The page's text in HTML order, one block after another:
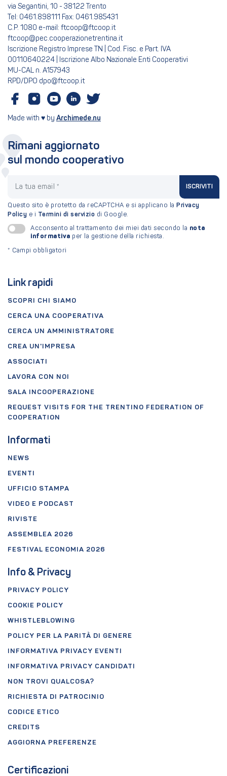
via Segantini, 10 - 38122 Trento
Tel: 0461.898111 Fax: 0461.985431
C.P. 1080 e-mail: ftcoop@ftcoop.it
ftcoop@pec.cooperazionetrentina.it
Iscrizione Registro Imprese TN | Cod. Fisc. e Part. IVA
00110640224 | Iscrizione Albo Nazionale Enti Cooperativi
MU-CAL n. A157943
RPD/DPO dpo@ftcoop.it
Made with ♥ by Archimede.nu
Link rapidi
SCOPRI CHI SIAMO
CERCA UNA COOPERATIVA
CERCA UN AMMINISTRATORE
CREA UN'IMPRESA
ASSOCIATI
LAVORA CON NOI
SALA INCOOPERAZIONE
REQUEST VISITS FOR THE TRENTINO FEDERATION OF
COOPERATION
Informati
NEWS
EVENTI
UFFICIO STAMPA
VIDEO E PODCAST
RIVISTE
ASSEMBLEA 2026
FESTIVAL ECONOMIA 2026
Info & Privacy
PRIVACY POLICY
COOKIE POLICY
WHISTLEBLOWING
POLICY PER LA PARITÀ DI GENERE
INFORMATIVA PRIVACY EVENTI
INFORMATIVA PRIVACY CANDIDATI
NON TROVI QUALCOSA?
RICHIESTA DI PATROCINIO
CODICE ETICO
CREDITS
AGGIORNA PREFERENZE
Certificazioni
Rimani aggiornato
sul mondo cooperativo
ISCRIVITI
Questo sito è protetto da reCAPTCHA e si applicano la Privacy
Policy e i Termini di servizio di Google.
Acconsento al trattamento dei miei dati secondo la nota
informativa per la gestione della richiesta.
* Campi obbligatori